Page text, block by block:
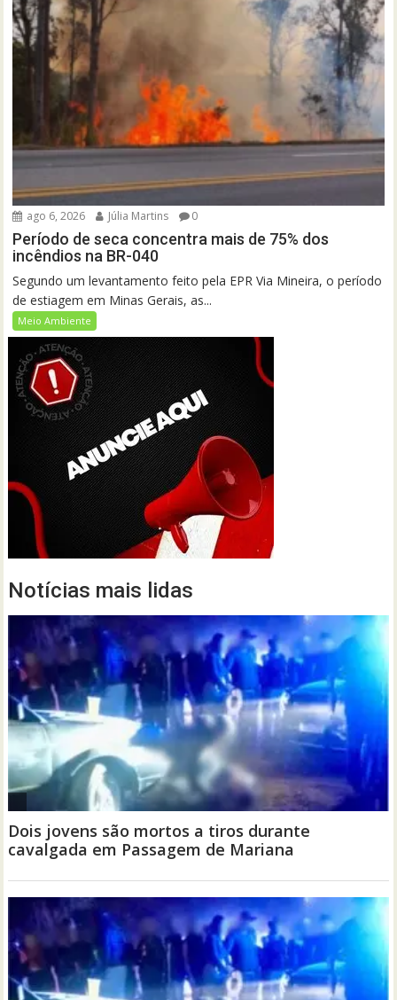
ago 6, 2026 Júlia Martins 0
Período de seca concentra mais de 75% dos
incêndios na BR-040
Segundo um levantamento feito pela EPR Via Mineira, o período
de estiagem em Minas Gerais, as...
Meio Ambiente
Notícias mais lidas